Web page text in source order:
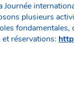
plusieurs
et réservations: